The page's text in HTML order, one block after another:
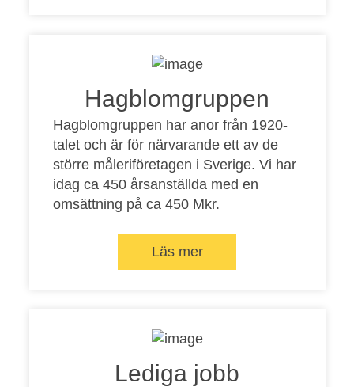
Hagblomgruppen
Hagblomgruppen har anor från 1920-
talet och är för närvarande ett av de
större måleriföretagen i Sverige. Vi har
idag ca 450 årsanställda med en
omsättning på ca 450 Mkr.
Läs mer
Lediga jobb